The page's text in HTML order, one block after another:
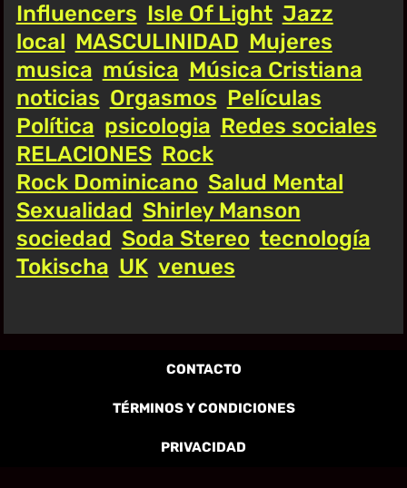
Influencers Isle Of Light Jazz
local MASCULINIDAD Mujeres
musica música Música Cristiana
noticias Orgasmos Películas
Política psicologia Redes sociales
RELACIONES Rock
Rock Dominicano Salud Mental
Sexualidad Shirley Manson
sociedad Soda Stereo tecnología
Tokischa UK venues
CONTACTO
TÉRMINOS Y CONDICIONES
PRIVACIDAD